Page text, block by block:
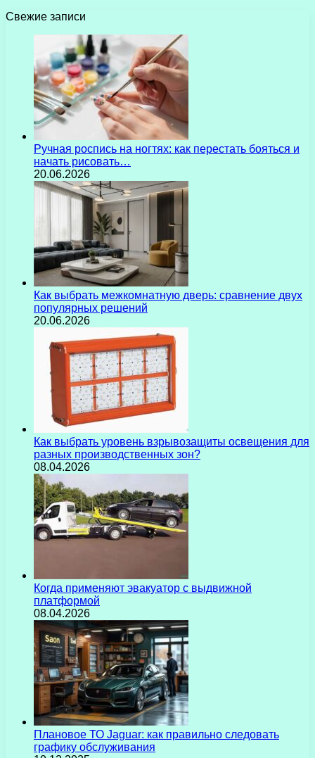
Свежие записи
Ручная роспись на ногтях: как перестать бояться и
начать рисовать…
20.06.2026
Как выбрать межкомнатную дверь: сравнение двух
популярных решений
20.06.2026
Как выбрать уровень взрывозащиты освещения для
разных производственных зон?
08.04.2026
Когда применяют эвакуатор с выдвижной
платформой
08.04.2026
Плановое ТО Jaguar: как правильно следовать
графику обслуживания